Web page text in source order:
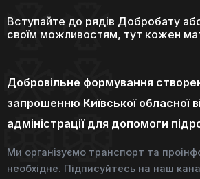
Вступайте до рядів Добробату
своїм можливостям, тут кожен
Добровільне формування
запрошенню Київської обласної
адміністрації для допомоги
Ми організуємо транспорт та
необхідне. Підписуйтесь на наш